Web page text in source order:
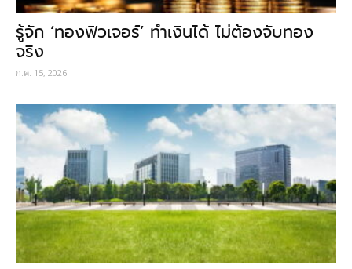
รู้จัก ‘ทองฟิวเจอร์’ ทำเงินได้ ไม่ต้องจับทอง
จริง
ก.ค. 15, 2026